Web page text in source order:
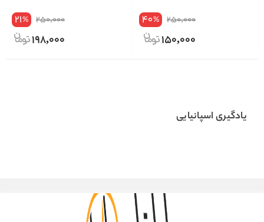
250,000
40%
150,000
250,000
21%
198,000
یادگیری اسپانیایی